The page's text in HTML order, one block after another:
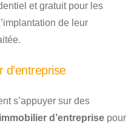
et gratuit pour les
de leur
d’entreprise
s’appuyer sur des
immobilier d’entreprise pour